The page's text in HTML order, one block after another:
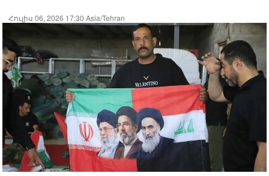
Հուլիս 06, 2026 17:30 Asia/Tehran